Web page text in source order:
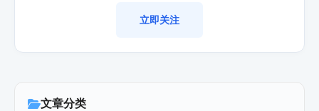
立即关注
文章分类